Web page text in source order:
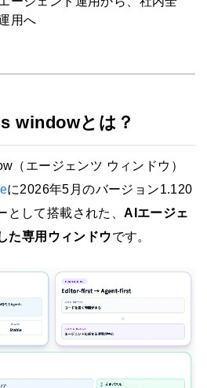
用へ
windowとは？
（エージェンツ ウィンドウ）
に2026年5月のバージョン1.120
として搭載された、AIエージェ
た専用ウィンドウです。